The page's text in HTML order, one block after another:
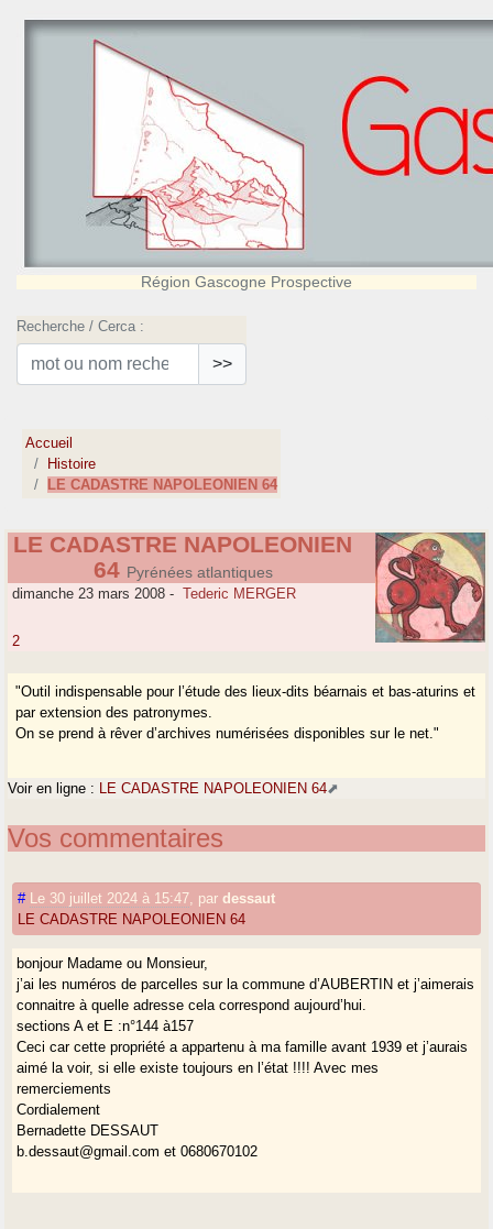
Région Gascogne Prospective
Recherche / Cerca :
>>
Accueil
Histoire
LE CADASTRE NAPOLEONIEN 64
LE CADASTRE NAPOLEONIEN
64 Pyrénées atlantiques
dimanche 23 mars 2008 - Tederic MERGER
2
"Outil indispensable pour l’étude des lieux-dits béarnais et bas-aturins et
par extension des patronymes.
On se prend à rêver d’archives numérisées disponibles sur le net."
Voir en ligne : LE CADASTRE NAPOLEONIEN 64
Vos commentaires
# Le 30 juillet 2024 à 15:47 pardessaut
LE CADASTRE NAPOLEONIEN 64
bonjour Madame ou Monsieur,
j’ai les numéros de parcelles sur la commune d’AUBERTIN et j’aimerais
connaitre à quelle adresse cela correspond aujourd’hui.
sections A et E :n°144 à157
Ceci car cette propriété a appartenu à ma famille avant 1939 et j’aurais
aimé la voir, si elle existe toujours en l’état !!!! Avec mes
remerciements
Cordialement
Bernadette DESSAUT
b.dessaut@gmail.com et 0680670102